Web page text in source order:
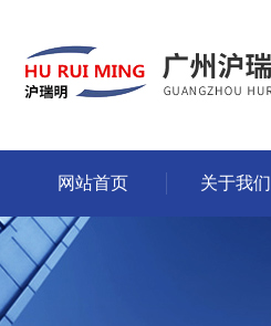
网站首页 关于我们